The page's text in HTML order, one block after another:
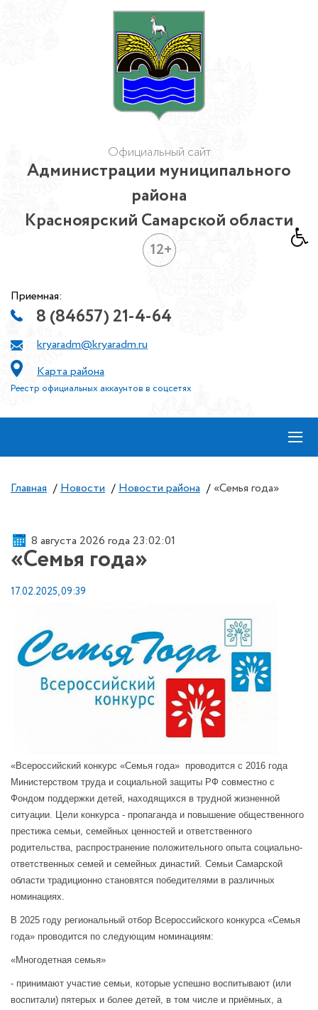
Официальный сайт
Администрации муниципального
района
Красноярский Самарской области
12+
Приемная:
8 (84657) 21-4-64
kryaradm@kryaradm.ru
Карта района
Реестр официальных аккаунтов в соцсетях
≡
Главная / Новости / Новости района / «Семья года»
8 августа 2026 года 23:02:01
«Семья года»
17.02.2025, 09:39
«Всероссийский конкурс «Семья года» проводится с 2016 года
Министерством труда и социальной защиты РФ совместно с
Фондом поддержки детей, находящихся в трудной жизненной
ситуации. Цели конкурса - пропаганда и повышение общественного
престижа семьи, семейных ценностей и ответственного
родительства, распространение положительного опыта социально-
ответственных семей и семейных династий. Семьи Самарской
области традиционно становятся победителями в различных
номинациях.
В 2025 году региональный отбор Всероссийского конкурса «Семья
года» проводится по следующим номинациям:
«Многодетная семья»
- принимают участие семьи, которые успешно воспитывают (или
воспитали) пятерых и более детей, в том числе и приёмных, а